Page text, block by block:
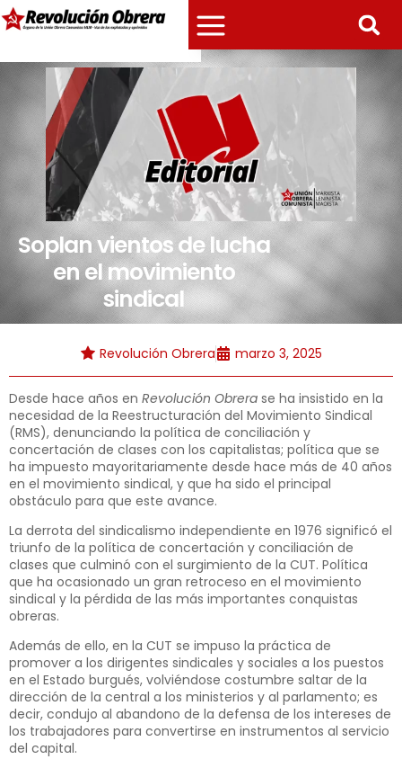
Soplan vientos de lucha
en el movimiento
sindical
Revolución Obrera marzo 3, 2025
Desde hace años en Revolución Obrera se ha insistido en la
necesidad de la Reestructuración del Movimiento Sindical
(RMS), denunciando la política de conciliación y
concertación de clases con los capitalistas; política que se
ha impuesto mayoritariamente desde hace más de 40 años
en el movimiento sindical, y que ha sido el principal
obstáculo para que este avance.
La derrota del sindicalismo independiente en 1976 significó el
triunfo de la política de concertación y conciliación de
clases que culminó con el surgimiento de la CUT. Política
que ha ocasionado un gran retroceso en el movimiento
sindical y la pérdida de las más importantes conquistas
obreras.
Además de ello, en la CUT se impuso la práctica de
promover a los dirigentes sindicales y sociales a los puestos
en el Estado burgués, volviéndose costumbre saltar de la
dirección de la central a los ministerios y al parlamento; es
decir, condujo al abandono de la defensa de los intereses de
los trabajadores para convertirse en instrumentos al servicio
del capital.